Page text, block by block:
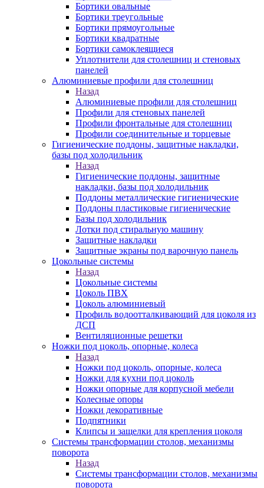
Бортики овальные
Бортики треугольные
Бортики прямоугольные
Бортики квадратные
Бортики самоклеящиеся
Уплотнители для столешниц и стеновых
панелей
Алюминиевые профили для столешниц
Назад
Алюминиевые профили для столешниц
Профили для стеновых панелей
Профили фронтальные для столешниц
Профили соединительные и торцевые
Гигиенические поддоны, защитные накладки,
базы под холодильник
Назад
Гигиенические поддоны, защитные
накладки, базы под холодильник
Поддоны металлические гигиенические
Поддоны пластиковые гигиенические
Базы под холодильник
Лотки под стиральную машину
Защитные накладки
Защитные экраны под варочную панель
Цокольные системы
Назад
Цокольные системы
Цоколь ПВХ
Цоколь алюминиевый
Профиль водоотталкивающий для цоколя из
ДСП
Вентиляционные решетки
Ножки под цоколь, опорные, колеса
Назад
Ножки под цоколь, опорные, колеса
Ножки для кухни под цоколь
Ножки опорные для корпусной мебели
Колесные опоры
Ножки декоративные
Подпятники
Клипсы и защелки для крепления цоколя
Системы трансформации столов, механизмы
поворота
Назад
Системы трансформации столов, механизмы
поворота